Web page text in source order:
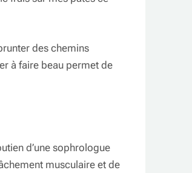
des chemins
à faire beau permet de
d’une sophrologue
musculaire et de